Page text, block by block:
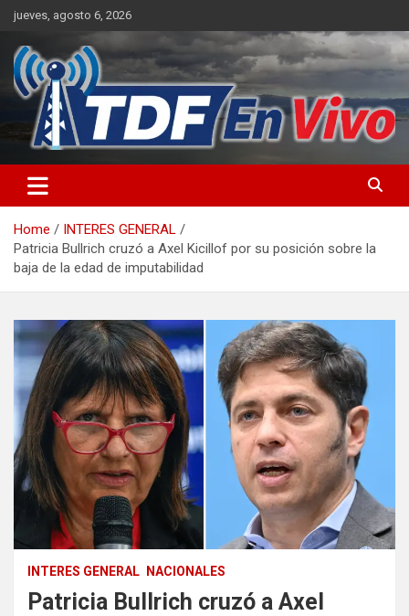
Skip
content
jueves, agosto 6, 2026
Home
INTERES GENERAL
Patricia Bullrich cruzó a Axel Kicillof por su posición sobre la
baja de la edad de imputabilidad
INTERES GENERAL NACIONALES
Patricia Bullrich cruzó a Axel